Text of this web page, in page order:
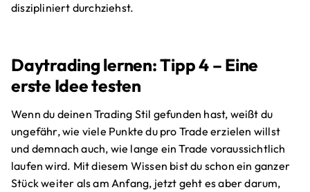
diszipliniert durchziehst.
Daytrading lernen: Tipp 4 – Eine
erste Idee testen
Wenn du deinen Trading Stil gefunden hast, weißt du
ungefähr, wie viele Punkte du pro Trade erzielen willst
und demnach auch, wie lange ein Trade voraussichtlich
laufen wird. Mit diesem Wissen bist du schon ein ganzer
Stück weiter als am Anfang, jetzt geht es aber darum,